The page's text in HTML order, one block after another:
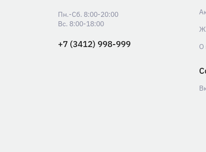
+7 (3412) 998-999
Пн.-Сб. 8:00-20:00
Вс. 8:00-18:00
О